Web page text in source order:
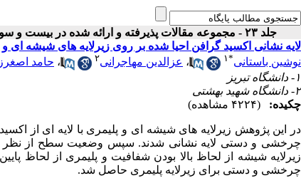
جلد ۲۳ - مجموعه مقالات پذیرفته و ارائه شده در بیست و سومین کنفرانس اپتیک و فوتونیک ایران
لایه نشانی اکسید گرافن احیا شده بر روی زیرلایه های شیشه ای
نوشین باستانی*۱ ، عزالدین مهاجرانی۲ ، حامد
۱- دانشگاه تبریز
۲- دانشگاه شهید بهشتی
چکیده:
(۴۲۲۴ مشاهده)
در این پژوهش زیرلایه های شیشه ای و پلیمری با لایه ای از
چرخشی و دستی لایه نشانی شدند. سپس وضعیت سطح از نظر
زیرلایه شیشه از لحاظ بالا بودن شفافیت و پلیمری از لحاظ
چرخشی و دستی برای زیرلایه پلیمری حاصل شد.